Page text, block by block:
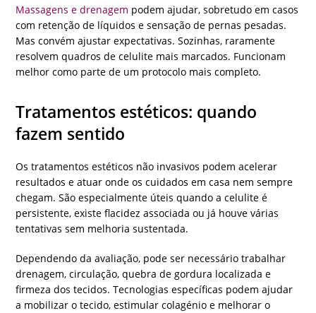
Massagens e drenagem podem ajudar, sobretudo em casos
com retenção de líquidos e sensação de pernas pesadas.
Mas convém ajustar expectativas. Sozinhas, raramente
resolvem quadros de celulite mais marcados. Funcionam
melhor como parte de um protocolo mais completo.
Tratamentos estéticos: quando
fazem sentido
Os tratamentos estéticos não invasivos podem acelerar
resultados e atuar onde os cuidados em casa nem sempre
chegam. São especialmente úteis quando a celulite é
persistente, existe flacidez associada ou já houve várias
tentativas sem melhoria sustentada.
Dependendo da avaliação, pode ser necessário trabalhar
drenagem, circulação, quebra de gordura localizada e
firmeza dos tecidos. Tecnologias específicas podem ajudar
a mobilizar o tecido, estimular colagénio e melhorar o